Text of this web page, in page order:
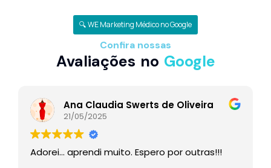
🔍 WE Marketing Médico no Google
Confira nossas
Avaliações no Google
Ana Claudia Swerts de Oliveira
21/05/2025
Adorei… aprendi muito. Espero por outras!!!